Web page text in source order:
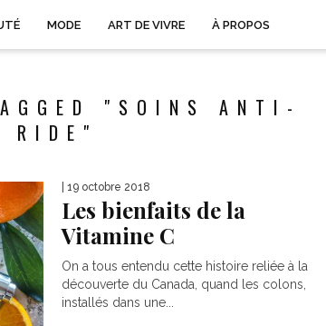
MODE ART DE VIVRE À PROPOS
"SOINS ANTI-
RIDE"
| 19 octobre 2018
Les bienfaits de la
Vitamine C
On a tous entendu cette histoire reliée à la
découverte du Canada, quand les colons,
installés dans une...